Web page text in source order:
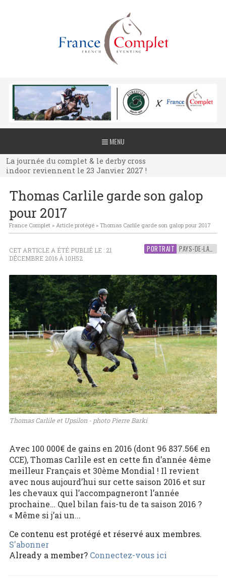
MENU
La journée du complet & le derby cross
indoor reviennent le 23 Janvier 2027 !
La journée du complet & le derby cross
indoor reviennent le 23 Janvier 2027 !
indoor reviennent le 23 Janvier 2027 !
Thomas Carlile garde son galop
pour 2017
France Complet» Article protégé» Thomas Carlile garde son galop pour 2017
PORTRAIT PAYS-DE-LA-LOIRE
CET ARTICLE A ÉTÉ PUBLIÉ LE : 21
DÉCEMBRE 2016 À 10H52
Thomas Carlile et Upsilon - photo Pierre Barki
Avec 100 000€ de gains en 2016 (dont 96 837.56€ en
CCE), Thomas Carlile est en cette fin d’année 4ème
meilleur Français et 30ème Mondial ! Il revient
avec nous aujourd’hui sur cette saison 2016 et sur
les chevaux qui l’accompagneront l’année
prochaine… Quel bilan fais-tu de ta saison 2016 ?
« Même si j’ai un...
Ce contenu est protégé et réservé aux membres.
S'abonner
Already a member? Connectez-vous ici